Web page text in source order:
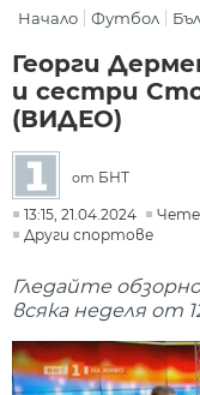
Начало Футбол
Георги
и сестри
(ВИДЕО)
от БНТ
13:15, 21.04.2024
Чете
Други спортове
Гледайте
всяка неделя от